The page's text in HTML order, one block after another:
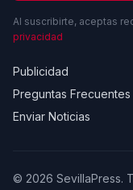
Al suscribirte, aceptas
privacidad
Publicidad
Preguntas Frecuentes
Enviar Noticias
© 2026 SevillaPress.